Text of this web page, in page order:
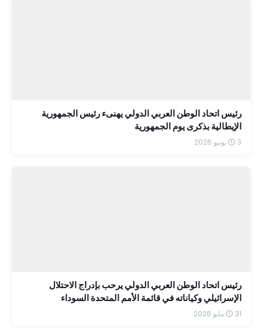
رئيس اتحاد الوطن العربي الدولي يهنىء رئيس الجمهورية
الإيطالية بذكرى يوم الجمهورية
3 يونيو 2026
رئيس اتحاد الوطن العربي الدولي يرحب بإدراج الاحتلال
الإسرائيلي وكياناته في قائمة الأمم المتحدة السوداء
31 مايو 2026